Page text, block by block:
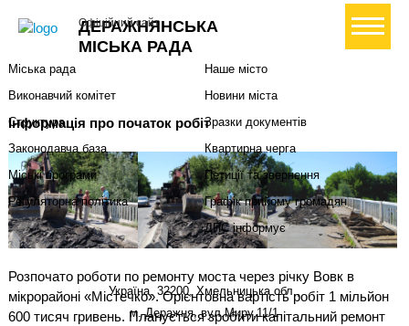
ДЕРАЖНЯНСЬКА
МІСЬКА РАДА
Офіційний сайт+ Створити петицію
Інформація про початок робіт
Розпочато роботи по ремонту моста через річку Вовк в
мікрорайоні «Містечко». Орієнтовна вартість робіт 1 мільйон
600 тисяч гривень. Планується зробити капітальний ремонт
Міський голова
Міська рада
Виконавчий комітет
Структура
Законодавча база
Міські програми
Регуляторна політика
Наше місто
Новини міста
Зразки документів
Квартирна черга
Петиції та звернення
Графік прийому громадян
ДПС інформує
Україна, 32200, Хмельницька обл.,
м. Деражня, вул.Миру,11/1